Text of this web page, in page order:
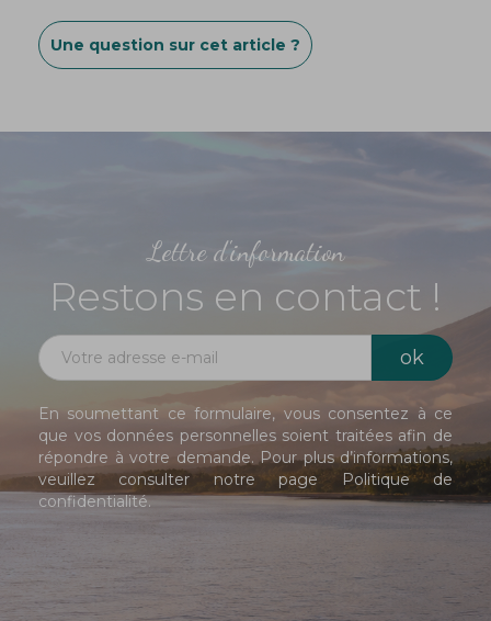
Une question sur cet article ?
Lettre d'information
Restons en contact !
En soumettant ce formulaire, vous consentez à ce
que vos données personnelles soient traitées afin de
répondre à votre demande. Pour plus d’informations,
veuillez consulter notre page Politique de
confidentialité.